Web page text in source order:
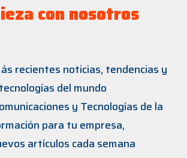
con nosotros
recientes noticias, tendencias y
tecnologías del mundo
y Tecnologías de la
para tu empresa,
artículos cada semana